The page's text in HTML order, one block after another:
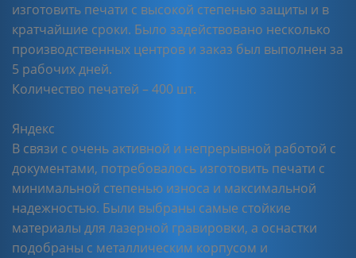
изготовить печати с высокой степенью защиты и в
кратчайшие сроки. Было задействовано несколько
производственных центров и заказ был выполнен за
5 рабочих дней.
Количество печатей – 400 шт.
Яндекс
В связи с очень активной и непрерывной работой с
документами, потребовалось изготовить печати с
минимальной степенью износа и максимальной
надежностью. Были выбраны самые стойкие
материалы для лазерной гравировки, а оснастки
подобраны с металлическим корпусом и